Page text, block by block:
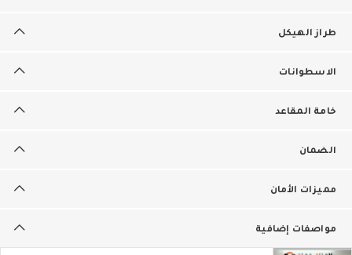
طراز الهيكل
الاسطوانات
خامة المقاعد
الضمان
مميزات الأمان
مواصفات إضافية